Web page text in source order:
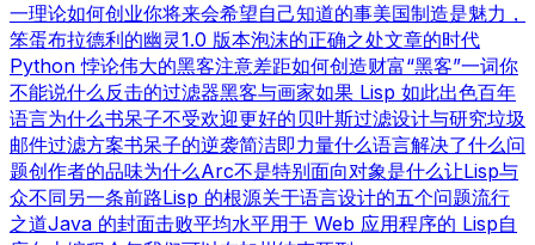
一理论如何创业你将来会希望自己知道的事美国制造是魅力，
笨蛋布拉德利的幽灵1.0 版本泡沫的正确之处文章的时代
Python 悖论伟大的黑客注意差距如何创造财富“黑客”一词你
不能说什么反击的过滤器黑客与画家如果 Lisp 如此出色百年
语言为什么书呆子不受欢迎更好的贝叶斯过滤设计与研究垃圾
邮件过滤方案书呆子的逆袭简洁即力量什么语言解决了什么问
题创作者的品味为什么Arc不是特别面向对象是什么让Lisp与
众不同另一条前路Lisp 的根源关于语言设计的五个问题流行
之道Java 的封面击败平均水平用于 Web 应用程序的 Lisp自